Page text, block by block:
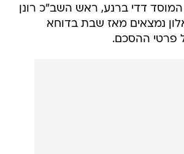
דדי ברנע, ראש השב"כ רונן
נמצאים מאז שבת בדוחא
פרטי ההסכם.